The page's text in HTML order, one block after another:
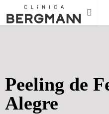
Peeling de
Alegre